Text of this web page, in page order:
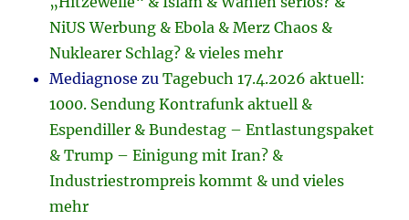
NiUS Werbung & Ebola & Merz Chaos &
Nuklearer Schlag? & vieles mehr
Mediagnose zuTagebuch 17.4.2026 aktuell:
1000. Sendung Kontrafunk aktuell &
Espendiller & Bundestag – Entlastungspaket
& Trump – Einigung mit Iran? &
Industriestrompreis kommt & und vieles
mehr